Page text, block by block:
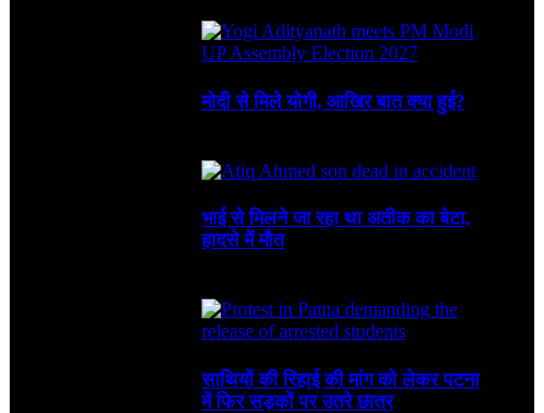
मोदी से मिले योगी, आखिर बात क्या हुई?
भाई से मिलने जा रहा था अतीक का बेटा,
हादसे में मौत
साथियों की रिहाई की मांग को लेकर पटना
में फिर सड़कों पर उतरे छात्र